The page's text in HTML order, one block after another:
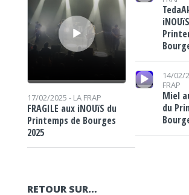
17/02/2025 - LA FRAP
FRAGILE aux iNOUïS du
Printemps de Bourges
2025
Lecteur audio
14/02/
FRAP
Miel
du
RETOUR SUR…